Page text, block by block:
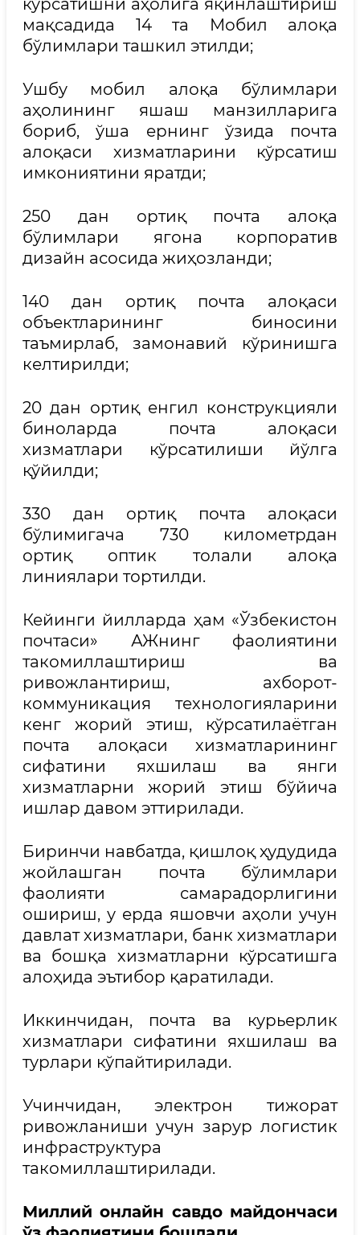
кўрсатишни аҳолига яқинлаштириш
мақсадида 14 та Мобил алоқа
бўлимлари ташкил этилди;
Ушбу мобил алоқа бўлимлари
аҳолининг яшаш манзилларига
бориб, ўша ернинг ўзида почта
алоқаси хизматларини кўрсатиш
имкониятини яратди;
250 дан ортиқ почта алоқа
бўлимлари ягона корпоратив
дизайн асосида жиҳозланди;
140 дан ортиқ почта алоқаси
объектларининг биносини
таъмирлаб, замонавий кўринишга
келтирилди;
20 дан ортиқ енгил конструкцияли
биноларда почта алоқаси
хизматлари кўрсатилиши йўлга
қўйилди;
330 дан ортиқ почта алоқаси
бўлимигача 730 километрдан
ортиқ оптик толали алоқа
линиялари тортилди.
Кейинги йилларда ҳам «Ўзбекистон
почтаси» АЖнинг фаолиятини
такомиллаштириш ва
ривожлантириш, ахборот-
коммуникация технологияларини
кенг жорий этиш, кўрсатилаётган
почта алоқаси хизматларининг
сифатини яхшилаш ва янги
хизматларни жорий этиш бўйича
ишлар давом эттирилади.
Биринчи навбатда, қишлоқ ҳудудида
жойлашган почта бўлимлари
фаолияти самарадорлигини
ошириш, у ерда яшовчи аҳоли учун
давлат хизматлари, банк хизматлари
ва бошқа хизматларни кўрсатишга
алоҳида эътибор қаратилади.
Иккинчидан, почта ва курьерлик
хизматлари сифатини яхшилаш ва
турлари кўпайтирилади.
Учинчидан, электрон тижорат
ривожланиши учун зарур логистик
инфраструктура
такомиллаштирилади.
Миллий онлайн савдо майдончаси